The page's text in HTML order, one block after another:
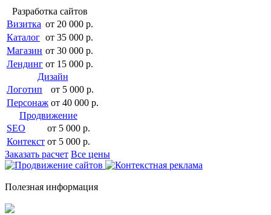
Разработка сайтов
Визитка от 20 000 р.
Каталог от 35 000 р.
Магазин от 30 000 р.
Лендинг от 15 000 р.
Дизайн
Логотип
от 5 000 р.
Персонаж от 40 000 р.
Продвижение
SEO
от 5 000 р.
Контекст от 5 000 р.
Заказать расчет Все цены
Полезная информация